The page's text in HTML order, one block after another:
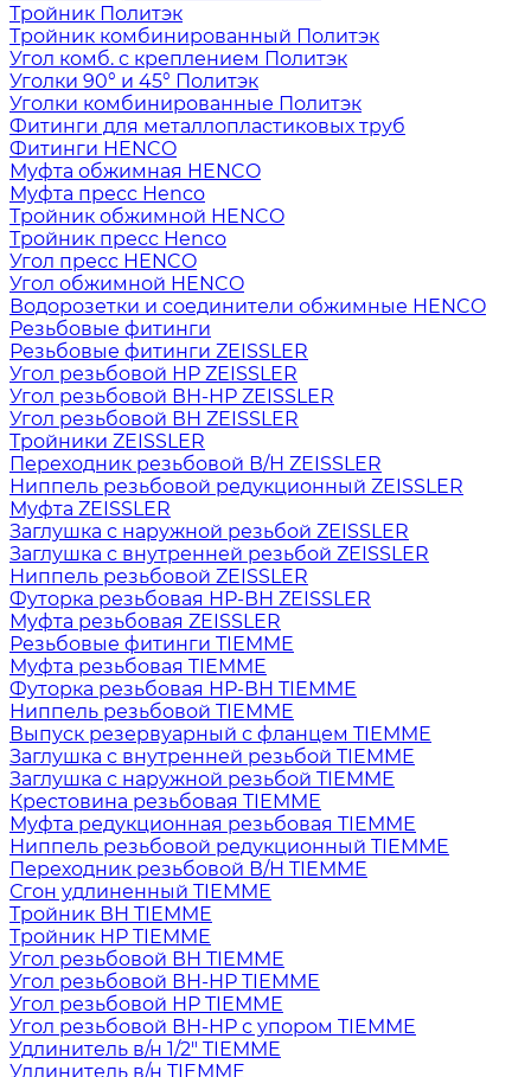
Тройник Политэк
Тройник комбинированный Политэк
Угол комб. с креплением Политэк
Уголки 90° и 45° Политэк
Уголки комбинированные Политэк
Фитинги для металлопластиковых труб
Фитинги HENCO
Муфта обжимная HENCO
Муфта пресс Henco
Тройник обжимной HENCO
Тройник пресс Henco
Угол пресс HENCO
Угол обжимной HENCO
Водорозетки и соединители обжимные HENCO
Резьбовые фитинги
Резьбовые фитинги ZEISSLER
Угол резьбовой НР ZEISSLER
Угол резьбовой ВН-НР ZEISSLER
Угол резьбовой ВН ZEISSLER
Тройники ZEISSLER
Переходник резьбовой В/Н ZEISSLER
Ниппель резьбовой редукционный ZEISSLER
Муфта ZEISSLER
Заглушка с наружной резьбой ZEISSLER
Заглушка с внутренней резьбой ZEISSLER
Ниппель резьбовой ZEISSLER
Футорка резьбовая НР-ВН ZEISSLER
Муфта резьбовая ZEISSLER
Резьбовые фитинги TIEMME
Муфта резьбовая TIEMME
Футорка резьбовая НР-ВН TIEMME
Ниппель резьбовой TIEMME
Выпуск резервуарный с фланцем TIEMME
Заглушка с внутренней резьбой TIEMME
Заглушка с наружной резьбой TIEMME
Крестовина резьбовая TIEMME
Муфта редукционная резьбовая TIEMME
Ниппель резьбовой редукционный TIEMME
Переходник резьбовой В/Н TIEMME
Сгон удлиненный TIEMME
Тройник ВН TIEMME
Тройник НР TIEMME
Угол резьбовой ВН TIEMME
Угол резьбовой ВН-НР TIEMME
Угол резьбовой НР TIEMME
Угол резьбовой ВН-НР с упором TIEMME
Удлинитель в/н 1/2" TIEMME
Удлинитель в/н TIEMME